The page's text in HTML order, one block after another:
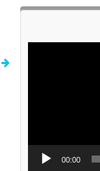
00:00